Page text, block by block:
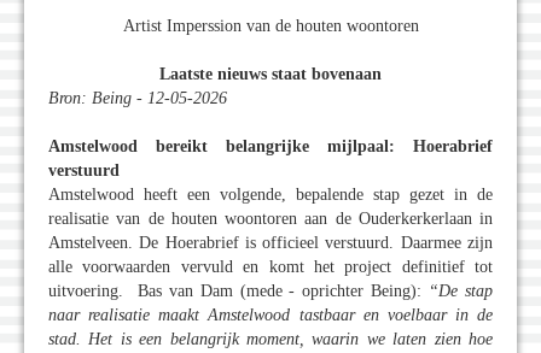
Artist Imperssion van de houten woontoren
Laatste nieuws staat bovenaan
Bron: Being - 12-05-2026
Amstelwood bereikt belangrijke mijlpaal: Hoerabrief
verstuurd
Amstelwood heeft een volgende, bepalende stap gezet in de
realisatie van de houten woontoren aan de Ouderkerkerlaan in
Amstelveen. De Hoerabrief is officieel verstuurd. Daarmee zijn
alle voorwaarden vervuld en komt het project definitief tot
uitvoering. Bas van Dam (mede - oprichter Being): “De stap
naar realisatie maakt Amstelwood tastbaar en voelbaar in de
stad. Het is een belangrijk moment, waarin we laten zien hoe